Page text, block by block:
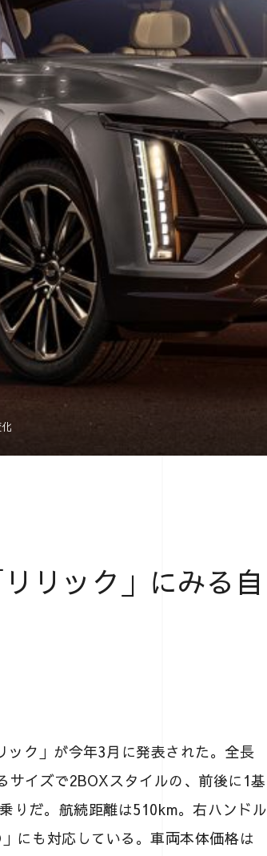
リック」にみる自
ク」が今年3月に発表された。全長
サイズで2BOXスタイルの、前後に1基
りだ。航続距離は510km。右ハンドル
にも対応している。車両本体価格は